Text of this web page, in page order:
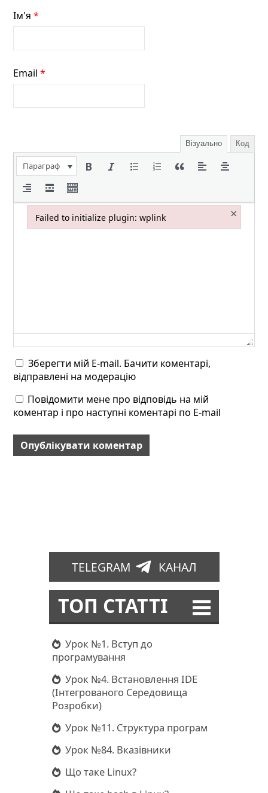
Ім'я*
Email*
Візуально Код
Параграф
Зберегти мій E-mail. Бачити коментарі,
відправлені на модерацію
Повідомити мене про відповідь на мій
коментар і про наступні коментарі по E-mail
TELEGRAM КАНАЛ
ТОП СТАТТІ
Урок №1. Вступ до
програмування
Урок №4. Встановлення IDE
(Інтегрованого Середовища
Розробки)
Урок №11. Структура програм
Урок №84. Вказівники
Що таке Linux?
Failed to initialize plugin: wplink ×
Failed to initialize plugin: wplink